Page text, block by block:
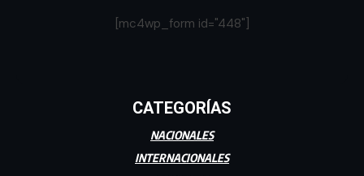
[mc4wp_form id="448"]
CATEGORÍAS
NACIONALES
INTERNACIONALES